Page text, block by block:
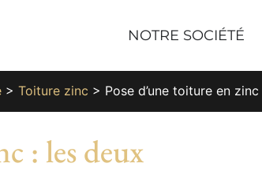
NOTRE SOCIÉTÉ
>Toiture zinc > Pose d’une toiture en
: les deux